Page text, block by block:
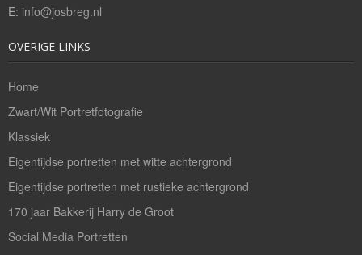
E: info@josbreg.nl
OVERIGE LINKS
Home
Zwart/Wit Portretfotografie
Klassiek
Eigentijdse portretten met witte achtergrond
Eigentijdse portretten met rustieke achtergrond
170 jaar Bakkerij Harry de Groot
Social Media Portretten